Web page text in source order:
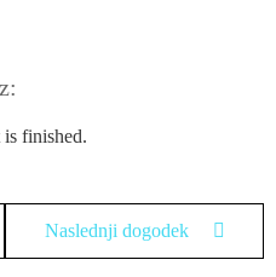
finished.
Naslednji dogodek